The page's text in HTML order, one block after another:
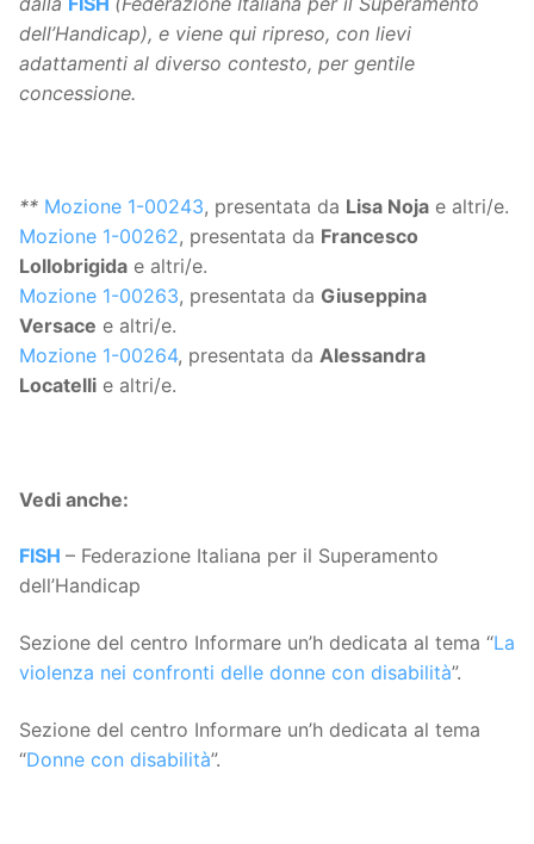
dell’Handicap), e viene qui ripreso, con lievi
adattamenti al diverso contesto, per gentile
concessione.
** Mozione 1-00243, presentata da Lisa Noja e altri/e.
Mozione 1-00262, presentata da Francesco
Lollobrigida e altri/e.
Mozione 1-00263, presentata da Giuseppina
Versace e altri/e.
Mozione 1-00264, presentata da Alessandra
Locatelli e altri/e.
Vedi anche:
FISH – Federazione Italiana per il Superamento
dell’Handicap
Sezione del centro Informare un’h dedicata al tema “La
violenza nei confronti delle donne con disabilità”.
Sezione del centro Informare un’h dedicata al tema
“Donne con disabilità”.